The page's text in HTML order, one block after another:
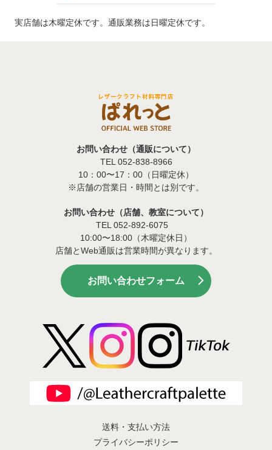
実店舗は木曜定休です。通販業務は日曜定休です。
お問い合わせ（通販について）
TEL 052-838-8966
10：00〜17：00（日曜定休）
※店舗の営業日・時間とは別です。
お問い合わせ（店舗、教室について）
TEL 052-892-6075
10:00〜18:00（木曜定休日）
店舗とWeb通販は営業時間が異なります。
お問い合わせフォーム
送料・支払い方法
プライバシーポリシー